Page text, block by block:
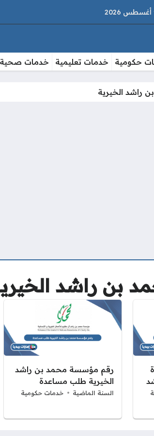
حكومية خدمات تعليمية خدمات صحية
راشد الخيرية
بن راشد
رقم مؤسسة محمد بن راشد
الخيرية طلب مساعدة
السنة الماضية خدمات حكومية